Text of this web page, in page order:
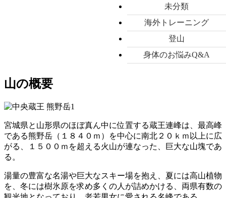
未分類
海外トレーニング
登山
身体のお悩みQ&A
山の概要
宮城県と山形県のほぼ真ん中に位置する蔵王連峰は、最高峰
である熊野岳（１８４０ｍ）を中心に南北２０ｋｍ以上に広
がる、１５００ｍを超える火山が連なった、巨大な山塊であ
る。
湯量の豊富な名湯や巨大なスキー場を抱え、 夏には高山植物
を、冬には樹氷原を求め多くの人が詰めかける
、両県有数の